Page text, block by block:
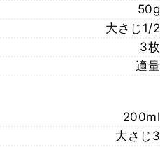
50g
大さじ1/2
3枚
適量
200ml
大さじ3